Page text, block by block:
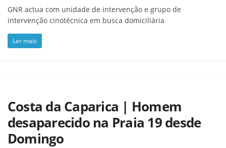
GNR actua com unidade de intervenção e grupo de
intervenção cinotécnica em busca domiciliária
Ler mais
Costa da Caparica | Homem
desaparecido na Praia 19 desde
Domingo